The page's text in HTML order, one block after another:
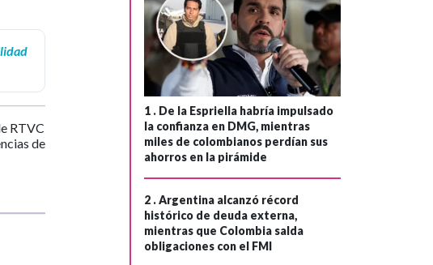
RTVC
de
1 . De la Espriella habría impulsado
la confianza en DMG, mientras
miles de colombianos perdían sus
ahorros en la pirámide
2 .Argentina alcanzó récord
histórico de deuda externa,
mientras que Colombia salda
obligaciones con el FMI